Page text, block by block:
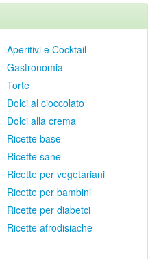
Aperitivi e Cocktail
Gastronomia
Torte
Dolci al cioccolato
Dolci alla crema
Ricette base
Ricette sane
Ricette per vegetariani
Ricette per bambini
Ricette per diabetci
Ricette afrodisiache